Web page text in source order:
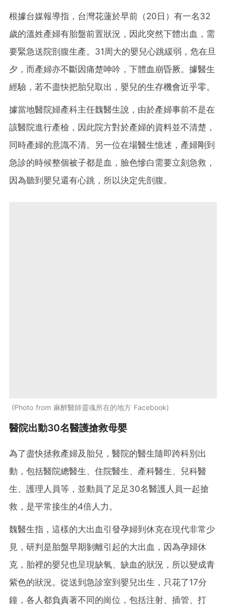
根據台媒報導指，台灣花蓮於早前（20日）有一名32
歲的溫姓產婦有胎盤前置狀況，因此突然下體出血，需
要緊急送院剖腹生產。31周大的嬰兒心跳緩弱，危在旦
夕，而產婦亦不斷因痛楚呻吟，下體血崩昏厥。據醫生
經驗，若不盡快把胎兒取出，嬰兒的生存機會近乎零。
據當地醫院婦產科主任魏醫生說，由於產婦事前不是在
該醫院進行產檢，因此院方對於產婦的資料並不清楚，
同時產婦的意識不清。另一位在場醫生憶述，產婦剛到
急診的時候整個被子都是血，臉色慘白需要立刻急救，
因為聽到嬰兒還有心跳，所以決定先剖腹。
Photo from 麻醉醫師靈魂所在的地方 Facebook
醫院出動30名醫護搶救母嬰
為了盡快拯救產婦及胎兒，醫院的醫生隨即跨科別出
動，包括醫院總醫生、住院醫生、產科醫生、兒科醫
生、護理人員等，並動員了足足30名醫護人員一起搶
救，是平常接生的4倍人力。
魏醫生指，這樣的大出血引發孕婦到休克在現代非常少
見，研判是胎盤早期剝離引起的大出血，因為孕婦休
克，胎裡的嬰兒也呈現缺氧、缺血的狀況，所以變成青
紫色的狀況。從送到急診室到嬰兒出生，只花了17分
鐘，各人都負責著不同的崗位，包括注射、插管、打